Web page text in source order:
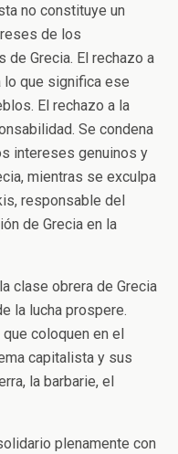
no constituye un
de los
Grecia. El rechazo a
lo que significa ese
El rechazo a la
Se condena
intereses genuinos y
mientras se exculpa
responsable del
de Grecia en la
clase obrera de Grecia
la lucha prospere.
coloquen en el
capitalista y sus
la barbarie, el
plenamente con